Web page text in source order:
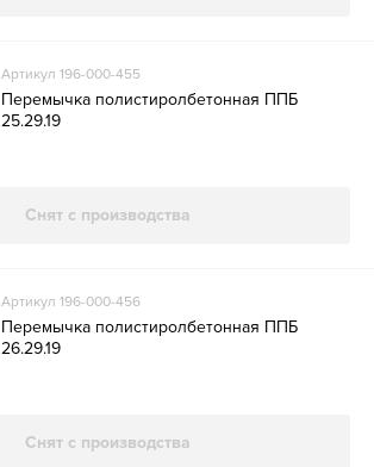
Артикул 196-000-455
Перемычка полистиролбетонная ППБ
25.29.19
Снят с производства
Артикул 196-000-456
Перемычка полистиролбетонная ППБ
26.29.19
Снят с производства